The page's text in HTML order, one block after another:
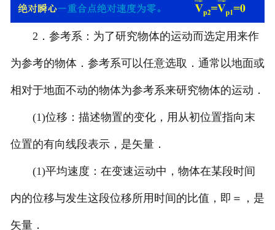
2．参考系：为了研究物体的运动而选定用来作
为参考的物体．参考系可以任意选取．通常以地面或
相对于地面不动的物体为参考系来研究物体的运动．
(1)位移：描述物置的变化，用从初位置指向末
位置的有向线段表示，是矢量．
(1)平均速度：在变速运动中，物体在某段时间
内的位移与发生这段位移所用时间的比值，即＝，是
矢量．